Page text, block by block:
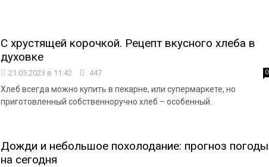
С хрустящей корочкой. Рецепт вкусного хлеба в
духовке
21.05.2023 в 11:42 447 0
Хлеб всегда можно купить в пекарне, или супермаркете, но
приготовленный собственноручно хлеб – особенный.
Дожди и небольшое похолодание: прогноз погоды
на сегодня